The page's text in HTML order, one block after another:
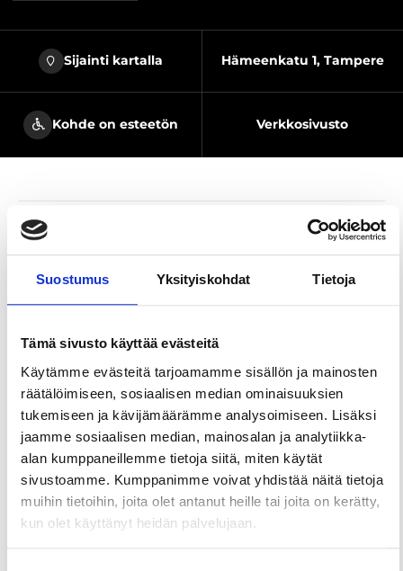
Suostumus Yksityiskohdat Tietoja
Tämä sivusto käyttää evästeitä
Käytämme evästeitä tarjoamamme sisällön ja mainosten
räätälöimiseen, sosiaalisen median ominaisuuksien
tukemiseen ja kävijämäärämme analysoimiseen. Lisäksi
jaamme sosiaalisen median, mainosalan ja analytiikka-
alan kumppaneillemme tietoja siitä, miten käytät
sivustoamme. Kumppanimme voivat yhdistää näitä tietoja
muihin tietoihin, joita olet antanut heille tai joita on kerätty,
kun olet käyttänyt heidän palvelujaan.
Sijainti kartalla Hämeenkatu 1, Tampere
Kohde on esteetön Verkkosivusto
Jaa sivu
Kohteelle on myönnetty
Sustainable Travel Finland (STF) -merkki
Sustainable Travel Finland (STF) on Visit Finlandin
kehittämä maksuton ohjelma, joka auttaa
matkailuyrityksiä ja -alueita rakentamaan kestävää
matkailua. Ohjelma tarjoaa selkeän, vaiheittaisen
polun ja konkreettiset työkalut vastuullisten